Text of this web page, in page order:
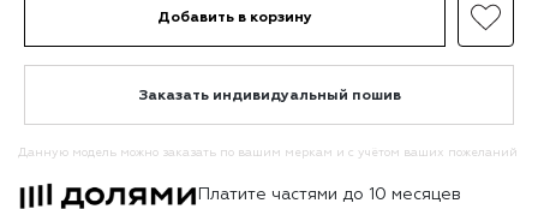
Добавить в корзину
Заказать индивидуальный пошив
Данную модель можно заказать по вашим меркам и с учётом ваших пожеланий
Платите частями до 10 месяцев